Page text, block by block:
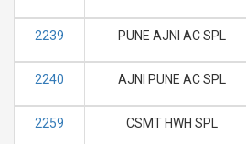
2239 PUNE AJNI AC SPL
2240 AJNI PUNE AC SPL
2259 CSMT HWH SPL